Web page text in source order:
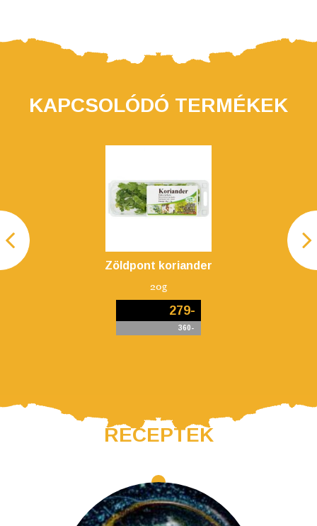
KAPCSOLÓDÓ TERMÉKEK
Zöldpont koriander
20g
279-
360-
RECEPTEK